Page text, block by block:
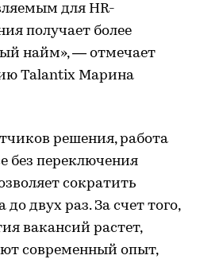
для HR-
получает более
найм», — отмечает
Talantix Марина
решения, работа
без переключения
сократить
двух раз. За счет того,
вакансий растет,
современный опыт,